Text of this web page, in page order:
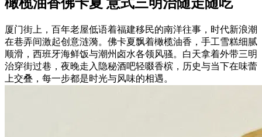
厦门街上，百年老屋低语着福建移民的南洋往事，时代新浪潮
在巷弄间激起创意涟漪。佛卡夏飘着橄榄油香，手工雪糕细腻
顺滑，西班牙海鲜饭与潮州卤水各领风骚。白天拿着外带三明
治穿街过巷，夜晚走入隐秘酒吧轻啜香槟，历史与当下在味蕾
上交叠，每一步都是时光与风味的相遇。